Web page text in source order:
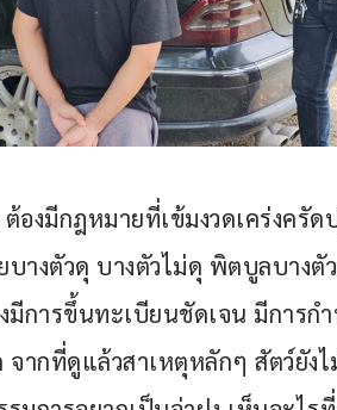
องมีกฎหมายที่เข้มงวดเคร่งครั
างตัวดุ บางตัวไม่ดุ พิตบูลบางตั
งมีการขึ้นทะเบียนชัดเจน มีการ
จากที่ดูแล้วสาเหตุหลักๆ สัตว์ยัง